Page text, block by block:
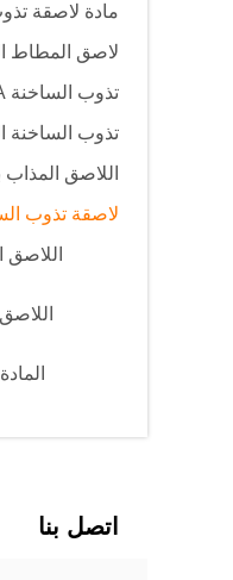
مادة لاصقة
لاصق المطاط
تذوب الساخنة PSA
تذوب الساخنة
اللاصق المذاب
لاصقة تذوب
اللاصق
اتصل بنا